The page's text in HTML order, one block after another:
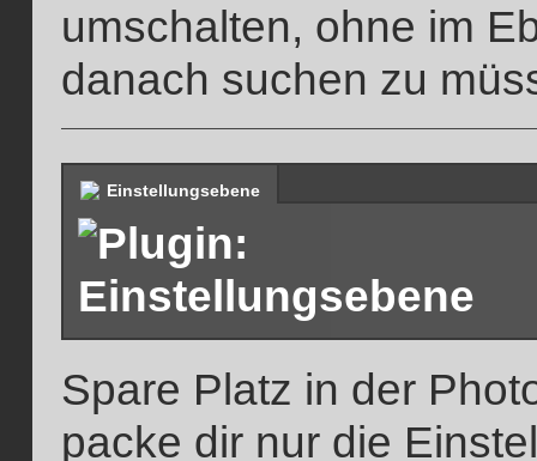
umschalten, ohne im
danach suchen zu
Einstellungsebene
Spare Platz in der
packe dir nur die